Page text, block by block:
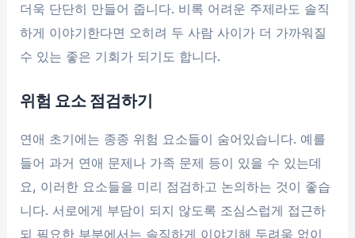
더욱 단단히 만들어 줍니다. 비록 어려운 주제라도 솔직
하게 이야기한다면 오히려 두 사람 사이가 더 가까워질
수 있는 좋은 기회가 되기도 합니다.
위험 요소 점검하기
연애 초기에는 종종 위험 요소들이 숨어있습니다. 예를
들어 과거 연애 문제나 가족 문제 등이 있을 수 있는데
요, 이러한 요소들을 미리 점검하고 논의하는 것이 좋습
니다. 서로에게 부담이 되지 않도록 조심스럽게 접근하
되 필요한 부분에서는 솔직하게 이야기해 두려움 없이